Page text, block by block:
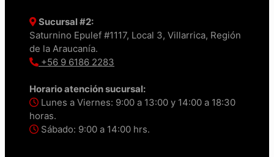
Sucursal #2:
Saturnino Epulef #1117, Local 3, Villarrica, Región
de la Araucanía.
+56 9 6186 2283
Horario atención sucursal:
Lunes a Viernes: 9:00 a 13:00 y 14:00 a 18:30
horas.
Sábado: 9:00 a 14:00 hrs.